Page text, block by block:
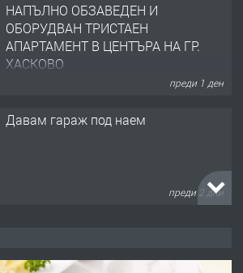
НАПЪЛНО ОБЗАВЕДЕН И
ОБОРУДВАН ТРИСТАЕН
АПАРТАМЕНТ В ЦЕНТЪРА НА ГР.
ХАСКОВО
преди 1 ден
Давам гараж под наем
преди 2 дни
градската градина!